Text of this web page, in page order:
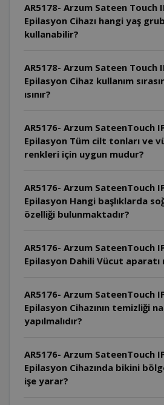
AR5178- Arzum Sateen Touch
Epilasyon Cihazı hangi yaş
kullanabilir?
AR5178- Arzum Sateen Touch
Epilasyon Cihaz kullanım
ısınır?
AR5176- Arzum SateenTouch IPL Lazer
Epilasyon Tüm cilt tonları ve
renkleri için uygun mudur?
AR5176- Arzum SateenTouch IPL Lazer
Epilasyon Hangi başlıklarda
özelliği bulunmaktadır?
AR5176- Arzum SateenTouch IPL Lazer
Epilasyon Dahili Vücut aparatı
AR5176- Arzum SateenTouch IPL Lazer
Epilasyon Cihazının temizliği
yapılmalıdır?
AR5176- Arzum SateenTouch IPL Lazer
Epilasyon Cihazında bikini bölgesi başlığı ne
işe yarar?